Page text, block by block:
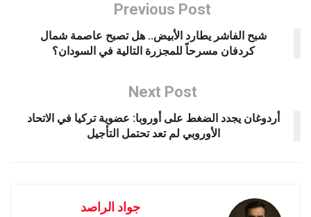
Previous Post
شبح الفاشر يطارد الأبيض.. هل تصبح عاصمة شمال
كردفان مسرحاً للمجزرة التالية في السودان؟
Next Post
أردوغان يجدد الضغط على أوروبا: عضوية تركيا في الاتحاد
الأوروبي لم تعد تحتمل التأجيل
جواد الراصد